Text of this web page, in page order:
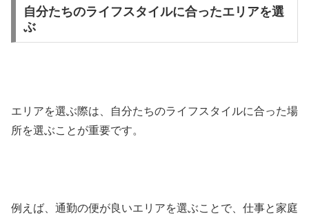
自分たちのライフスタイルに合ったエリアを選
ぶ
エリアを選ぶ際は、自分たちのライフスタイルに合った場
所を選ぶことが重要です。
例えば、通勤の便が良いエリアを選ぶことで、仕事と家庭